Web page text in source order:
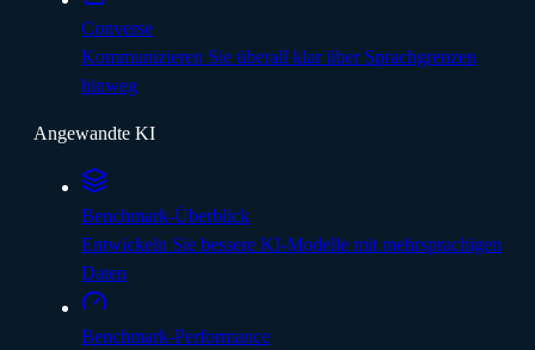
Converse
Kommunizieren Sie überall klar über Sprachgrenzen
hinweg
Angewandte KI
Benchmark-Überblick
Entwickeln Sie bessere KI-Modelle mit mehrsprachigen
Daten
Benchmark-Performance